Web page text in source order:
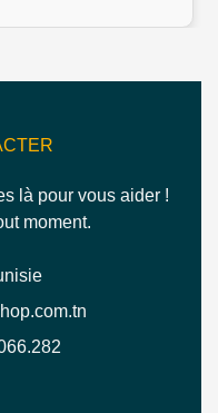
là pour vous aider !
moment.